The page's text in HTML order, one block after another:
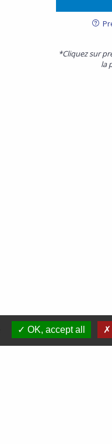
*Cliquez sur
la
OK, accept all